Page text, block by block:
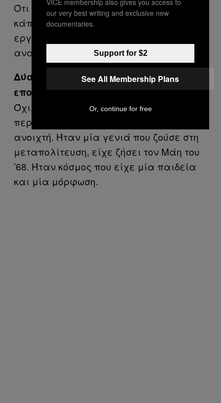
Ότι δεν έχω καμία διαφορά από
κάποιον εργαζόμενο που πουλάει την
εργατική του δύναμη, έτσι με μία
αναρχική άποψη.
Δύσκολο να ακούγεται αυτό εκείνη την
εποχή.
Όχι, μωρέ. Ήταν μία γενιά που, όσο
περίεργο και να ακούγεται, ήταν
ανοιχτή. Ήταν μία γενιά που ζούσε στη
μεταπολίτευση, είχε ζήσει τον Μάη του
’68. Ήταν κόσμος που είχε μία παιδεία
και μία μόρφωση.
our very best writing and exclusive new
documentaries.
Support for $2
See All Membership Plans
Or, continue for free